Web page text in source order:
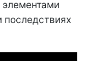
последствиях